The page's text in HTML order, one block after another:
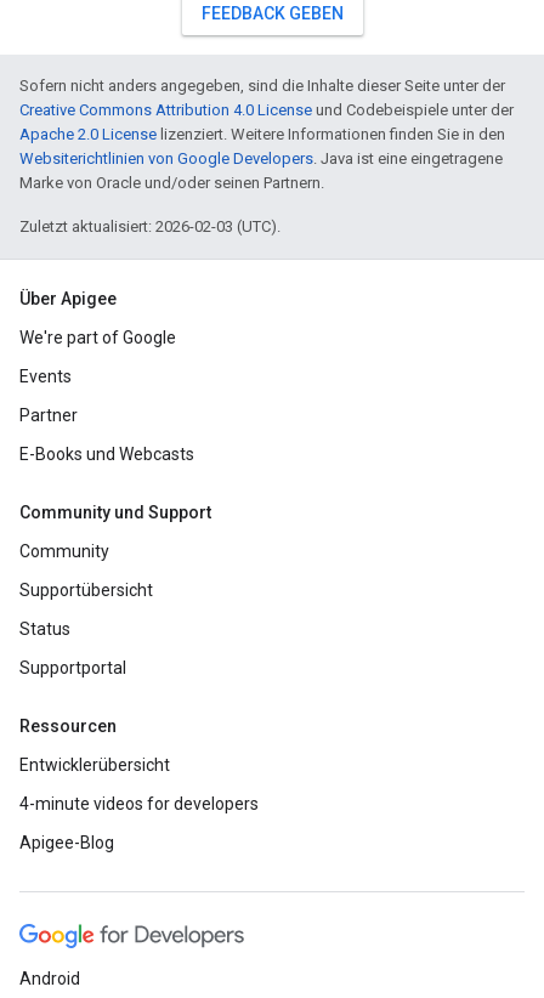
FEEDBACK GEBEN
Sofern nicht anders angegeben, sind die Inhalte dieser Seite unter der
Creative Commons Attribution 4.0 License und Codebeispiele unter der
Apache 2.0 License lizenziert. Weitere Informationen finden Sie in den
Websiterichtlinien von Google Developers. Java ist eine eingetragene
Marke von Oracle und/oder seinen Partnern.
Zuletzt aktualisiert: 2026-02-03 (UTC).
Über Apigee
We're part of Google
Events
Partner
E-Books und Webcasts
Community und Support
Community
Supportübersicht
Status
Supportportal
Ressourcen
Entwicklerübersicht
4-minute videos for developers
Apigee-Blog
Android